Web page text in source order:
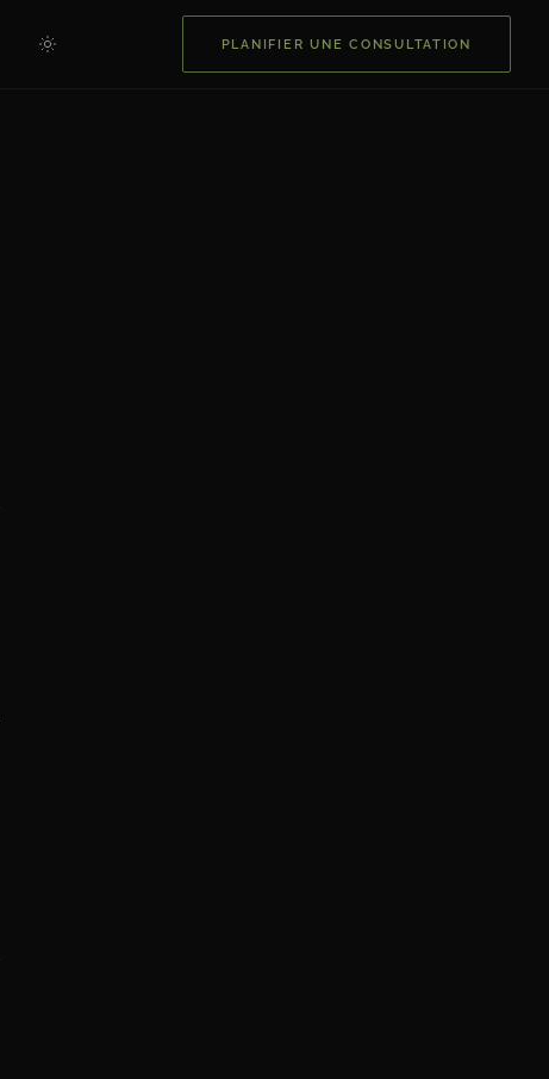
PLANIFIER UNE CONSULTATION